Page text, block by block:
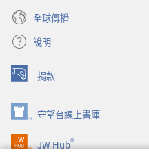
全球傳播
說明
捐款
（開
啟
新
視
窗）
守望台線上書庫
（開
啟
新
JW Hub®
（開